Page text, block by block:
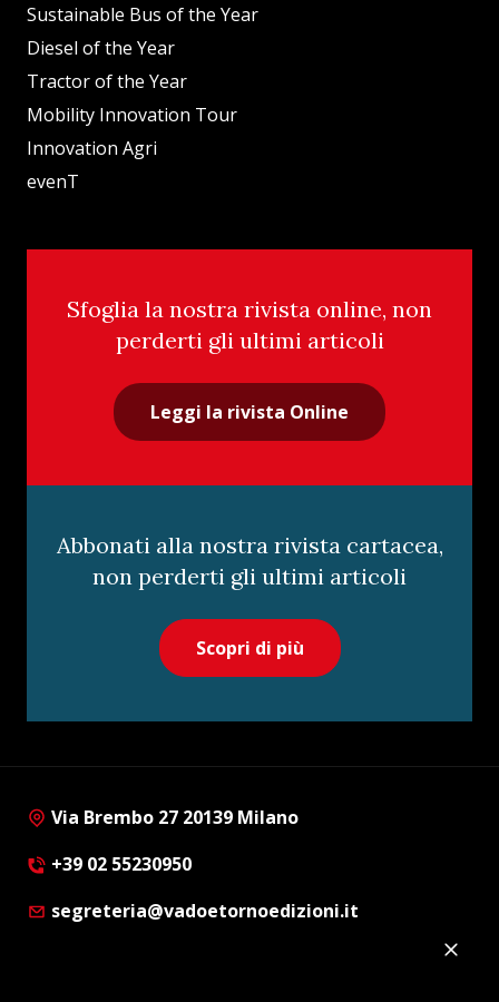
Sustainable Bus of the Year
Diesel of the Year
Tractor of the Year
Mobility Innovation Tour
Innovation Agri
evenT
Sfoglia la nostra rivista online, non
perderti gli ultimi articoli
Leggi la rivista Online
Abbonati alla nostra rivista cartacea,
non perderti gli ultimi articoli
Scopri di più
Via Brembo 27 20139 Milano
+39 02 55230950
segreteria@vadoetornoedizioni.it